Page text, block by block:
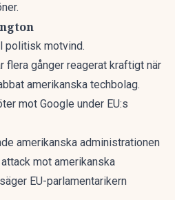
politisk motvind.
flera gånger reagerat kraftigt när
amerikanska techbolag.
mot Google under EU:s
amerikanska administrationen
mot amerikanska
EU-parlamentarikern